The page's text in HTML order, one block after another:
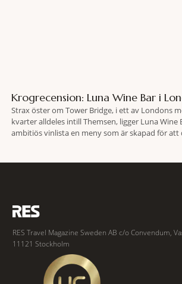
Krogrecension: Luna Wine Bar i
Strax öster om Tower Bridge, i ett av Londons
kvarter alldeles intill Themsen, ligger Luna Wine
ambitiös vinlista en meny som är skapad för att
RES Travel Magazine Sweden AB c/o Convendum,
11121 Stockholm